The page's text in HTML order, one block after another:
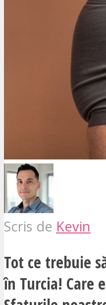
Scris de Kevin
Tot ce trebuie
în Turcia! Care